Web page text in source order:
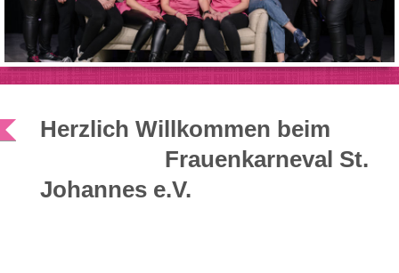
Herzlich Willkommen beim
Frauenkarneval St.
Johannes e.V.